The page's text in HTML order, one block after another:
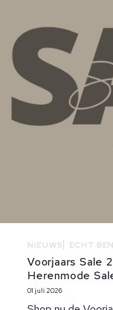
NIEUWS ECHT BEN
Voorjaars Sale
Herenmode
01 juli 2026